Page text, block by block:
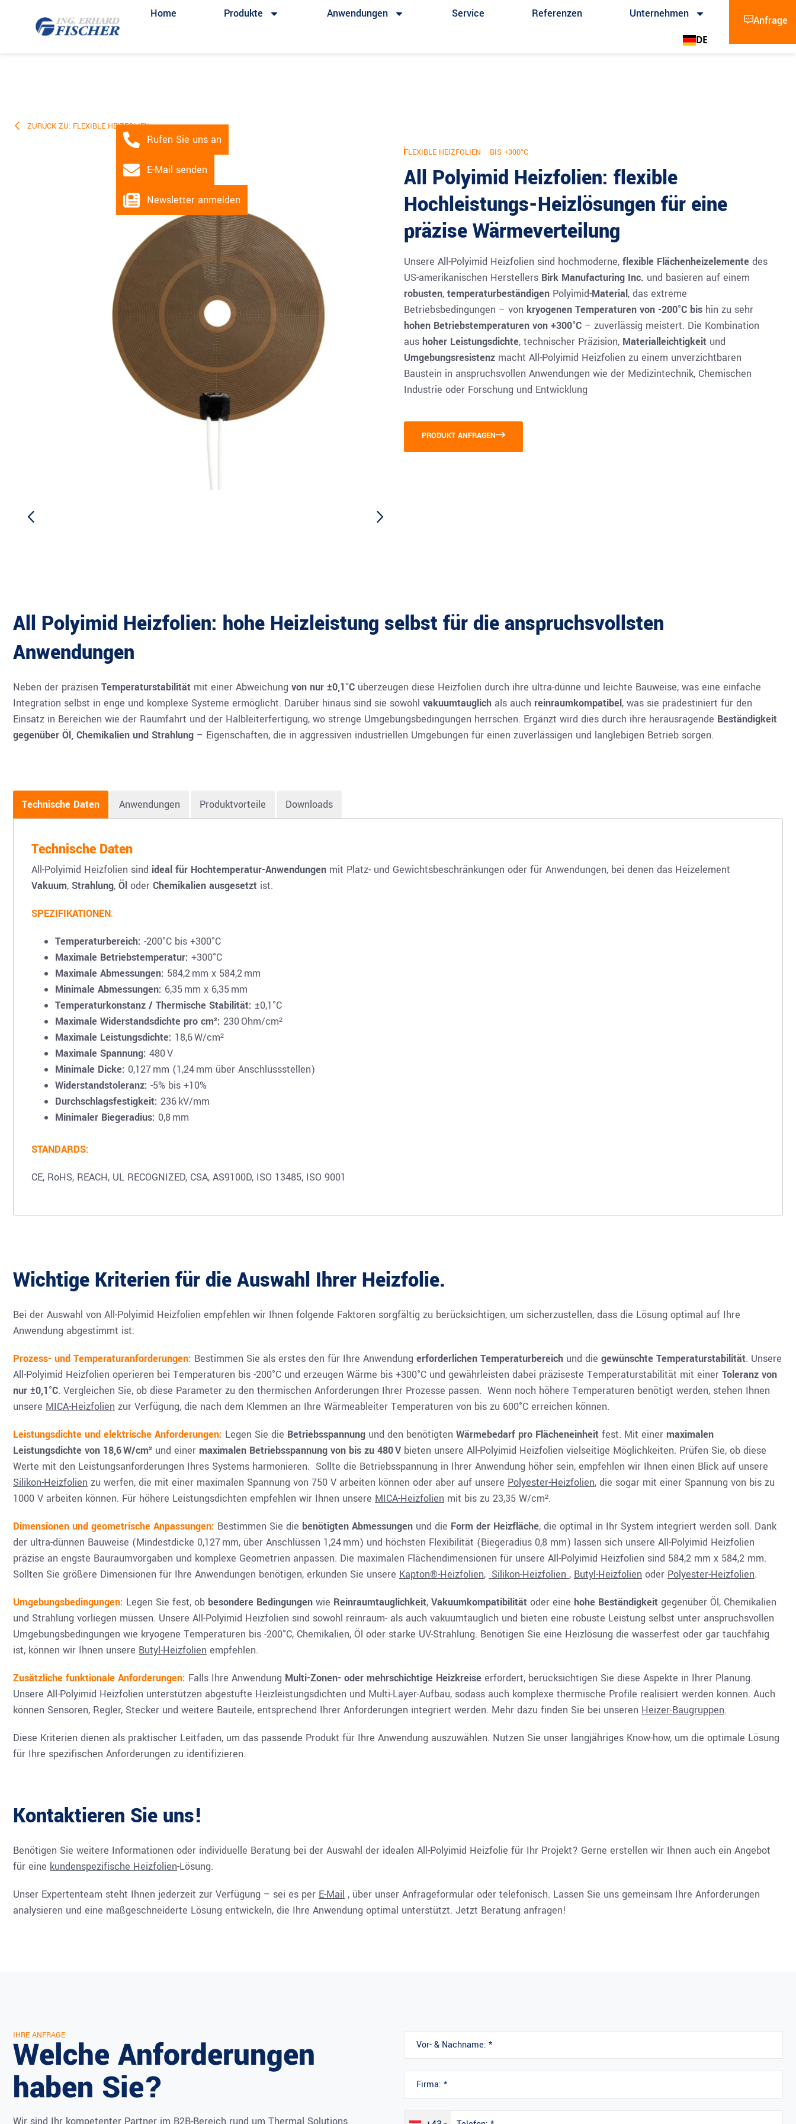
Home Produkte Anwendungen Service Referenzen Unternehmen
DE
Anfrage
ZURÜCK ZU: FLEXIBLE HEIZFOLIEN
FLEXIBLE HEIZFOLIEN BIS +300°C
All Polyimid Heizfolien: flexible
Hochleistungs-Heizlösungen für eine
präzise Wärmeverteilung
Unsere All-Polyimid Heizfolien sind hochmoderne, flexible Flächenheizelemente des
US-amerikanischen Herstellers Birk Manufacturing Inc. und basieren auf einem
robusten, temperaturbeständigen Polyimid-Material, das extreme
Betriebsbedingungen – von kryogenen Temperaturen von -200°C bis hin zu sehr
hohen Betriebstemperaturen von +300°C – zuverlässig meistert. Die Kombination
aus hoher Leistungsdichte, technischer Präzision, Materialleichtigkeit und
Umgebungsresistenz macht All-Polyimid Heizfolien zu einem unverzichtbaren
Baustein in anspruchsvollen Anwendungen wie der Medizintechnik, Chemischen
Industrie oder Forschung und Entwicklung
PRODUKT ANFRAGEN
All Polyimid Heizfolien: hohe Heizleistung selbst für die anspruchsvollsten
Anwendungen
Neben der präzisen Temperaturstabilität mit einer Abweichung von nur ±0,1°C überzeugen diese Heizfolien durch ihre ultra-dünne und leichte Bauweise, was eine einfache
Integration selbst in enge und komplexe Systeme ermöglicht. Darüber hinaus sind sie sowohl vakuumtauglich als auch reinraumkompatibel, was sie prädestiniert für den
Einsatz in Bereichen wie der Raumfahrt und der Halbleiterfertigung, wo strenge Umgebungsbedingungen herrschen. Ergänzt wird dies durch ihre herausragende Beständigkeit
gegenüber Öl, Chemikalien und Strahlung – Eigenschaften, die in aggressiven industriellen Umgebungen für einen zuverlässigen und langlebigen Betrieb sorgen.
Technische Daten Anwendungen Produktvorteile Downloads
Technische Daten
All-Polyimid Heizfolien sind ideal für Hochtemperatur-Anwendungen mit Platz- und Gewichtsbeschränkungen oder für Anwendungen, bei denen das Heizelement
Vakuum, Strahlung, Öl oder Chemikalien ausgesetzt ist.
SPEZIFIKATIONEN:
Temperaturbereich: -200°C bis +300°C
Maximale Betriebstemperatur: +300°C
Maximale Abmessungen: 584,2 mm x 584,2 mm
Minimale Abmessungen: 6,35 mm x 6,35 mm
Temperaturkonstanz / Thermische Stabilität: ±0,1°C
Maximale Widerstandsdichte pro cm²: 230 Ohm/cm²
Maximale Leistungsdichte: 18,6 W/cm²
Maximale Spannung: 480 V
Minimale Dicke: 0,127 mm (1,24 mm über Anschlussstellen)
Widerstandstoleranz: -5% bis +10%
Durchschlagsfestigkeit: 236 kV/mm
Minimaler Biegeradius: 0,8 mm
STANDARDS:
CE, RoHS, REACH, UL RECOGNIZED, CSA, AS9100D, ISO 13485, ISO 9001
Wichtige Kriterien für die Auswahl Ihrer Heizfolie.
Bei der Auswahl von All-Polyimid Heizfolien empfehlen wir Ihnen folgende Faktoren sorgfältig zu berücksichtigen, um sicherzustellen, dass die Lösung optimal auf Ihre
Anwendung abgestimmt ist:
Prozess- und Temperaturanforderungen: Bestimmen Sie als erstes den für Ihre Anwendung erforderlichen Temperaturbereich und die gewünschte Temperaturstabilität. Unsere
All-Polyimid Heizfolien operieren bei Temperaturen bis -200°C und erzeugen Wärme bis +300°C und gewährleisten dabei präziseste Temperaturstabilität mit einer Toleranz von
nur ±0,1°C. Vergleichen Sie, ob diese Parameter zu den thermischen Anforderungen Ihrer Prozesse passen. Wenn noch höhere Temperaturen benötigt werden, stehen Ihnen
unsere MICA-Heizfolien zur Verfügung, die nach dem Klemmen an Ihre Wärmeableiter Temperaturen von bis zu 600°C erreichen können.
Leistungsdichte und elektrische Anforderungen: Legen Sie die Betriebsspannung und den benötigten Wärmebedarf pro Flächeneinheit fest. Mit einer maximalen
Leistungsdichte von 18,6 W/cm² und einer maximalen Betriebsspannung von bis zu 480 V bieten unsere All-Polyimid Heizfolien vielseitige Möglichkeiten. Prüfen Sie, ob diese
Werte mit den Leistungsanforderungen Ihres Systems harmonieren. Sollte die Betriebsspannung in Ihrer Anwendung höher sein, empfehlen wir Ihnen einen Blick auf unsere
Silikon-Heizfolien zu werfen, die mit einer maximalen Spannung von 750 V arbeiten können oder aber auf unsere Polyester-Heizfolien, die sogar mit einer Spannung von bis zu
1000 V arbeiten können. Für höhere Leistungsdichten empfehlen wir Ihnen unsere MICA-Heizfolien mit bis zu 23,35 W/cm².
Dimensionen und geometrische Anpassungen: Bestimmen Sie die benötigten Abmessungen und die Form der Heizfläche, die optimal in Ihr System integriert werden soll. Dank
der ultra-dünnen Bauweise (Mindestdicke 0,127 mm, über Anschlüssen 1,24 mm) und höchsten Flexibilität (Biegeradius 0,8 mm) lassen sich unsere All-Polyimid Heizfolien
präzise an engste Bauraumvorgaben und komplexe Geometrien anpassen. Die maximalen Flächendimensionen für unsere All-Polyimid Heizfolien sind 584,2 mm x 584,2 mm.
Sollten Sie größere Dimensionen für Ihre Anwendungen benötigen, erkunden Sie unsere Kapton®-Heizfolien, Silikon-Heizfolien , Butyl-Heizfolien oder Polyester-Heizfolien.
Umgebungsbedingungen: Legen Sie fest, ob besondere Bedingungen wie Reinraumtauglichkeit, Vakuumkompatibilität oder eine hohe Beständigkeit gegenüber Öl, Chemikalien
und Strahlung vorliegen müssen. Unsere All-Polyimid Heizfolien sind sowohl reinraum- als auch vakuumtauglich und bieten eine robuste Leistung selbst unter anspruchsvollen
Umgebungsbedingungen wie kryogene Temperaturen bis -200°C, Chemikalien, Öl oder starke UV-Strahlung. Benötigen Sie eine Heizlösung die wasserfest oder gar tauchfähig
ist, können wir Ihnen unsere Butyl-Heizfolien empfehlen.
Zusätzliche funktionale Anforderungen: Falls Ihre Anwendung Multi-Zonen- oder mehrschichtige Heizkreise erfordert, berücksichtigen Sie diese Aspekte in Ihrer Planung.
Unsere All-Polyimid Heizfolien unterstützen abgestufte Heizleistungsdichten und Multi-Layer-Aufbau, sodass auch komplexe thermische Profile realisiert werden können. Auch
können Sensoren, Regler, Stecker und weitere Bauteile, entsprechend Ihrer Anforderungen integriert werden. Mehr dazu finden Sie bei unseren Heizer-Baugruppen.
Diese Kriterien dienen als praktischer Leitfaden, um das passende Produkt für Ihre Anwendung auszuwählen. Nutzen Sie unser langjähriges Know-how, um die optimale Lösung
für Ihre spezifischen Anforderungen zu identifizieren.
Kontaktieren Sie uns!
Benötigen Sie weitere Informationen oder individuelle Beratung bei der Auswahl der idealen All-Polyimid Heizfolie für Ihr Projekt? Gerne erstellen wir Ihnen auch ein Angebot
für eine kundenspezifische Heizfolien-Lösung.
Unser Expertenteam steht Ihnen jederzeit zur Verfügung – sei es per E-Mail , über unser Anfrageformular oder telefonisch. Lassen Sie uns gemeinsam Ihre Anforderungen
analysieren und eine maßgeschneiderte Lösung entwickeln, die Ihre Anwendung optimal unterstützt. Jetzt Beratung anfragen!
IHRE ANFRAGE
Welche Anforderungen
haben Sie?
Rufen Sie uns an
E-Mail senden
Newsletter anmelden